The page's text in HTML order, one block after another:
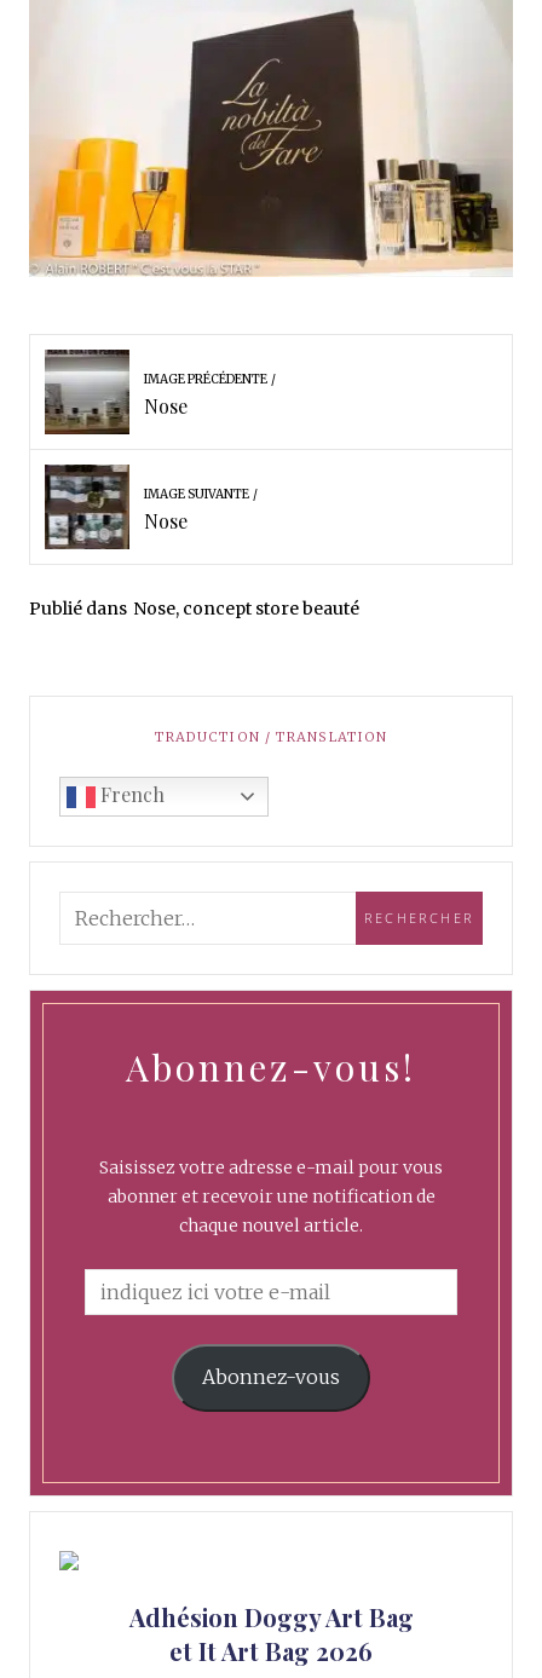
IMAGE PRÉCÉDENTE
Nose
IMAGE SUIVANTE
Nose
Publié dans Nose, concept store beauté
TRADUCTION / TRANSLATION
French
Abonnez-vous!
Saisissez votre adresse e-mail pour vous
abonner et recevoir une notification de
chaque nouvel article.
Abonnez-vous
Adhésion Doggy Art Bag
et It Art Bag 2026